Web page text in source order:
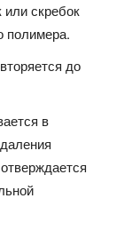
скребок
полимера.​
до
в